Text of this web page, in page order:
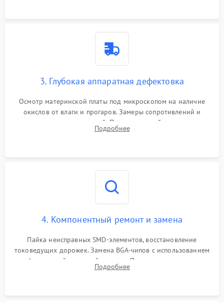
3. Глубокая аппаратная дефектовка
Осмотр материнской платы под микроскопом на наличие
окислов от влаги и прогаров. Замеры сопротивлений и
дежурных напряжений. Проверка цепей питания,
мультиконтроллера, процессора и видеочипа.
Подробнее
4. Компонентный ремонт и замена
Пайка неисправных SMD-элементов, восстановление
токоведущих дорожек. Замена BGA-чипов с использованием
инфракрасной паяльной станции. Прошивка микросхемы
BIOS или замена поврежденных портов USB
Подробнее